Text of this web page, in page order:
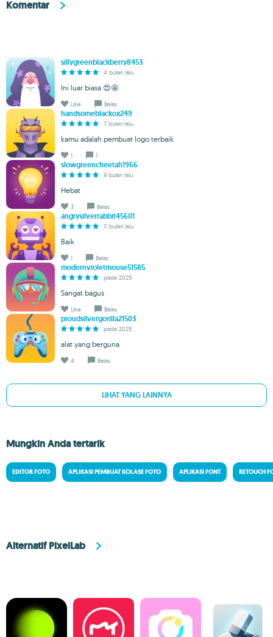
Komentar
sillygreenblackberry8453
4 bulan lalu
Ini luar biasa 😍🤩
Like Balas
handsomeblackox249
7 bulan lalu
kamu adalah pembuat logo terbaik
1 1
slowgreencheetah1966
9 bulan lalu
Hebat
3 Balas
angrysilverrabbit45601
11 bulan lalu
Baik
1 Balas
modernvioletmouse51585
pada 2025
Sangat bagus
Like Balas
proudsilvergorilla21503
pada 2025
alat yang berguna
4 Balas
LIHAT YANG LAINNYA
Mungkin Anda tertarik
EDITOR FOTO APLIKASI PEMBUAT KOLASE FOTO APLIKASI FONT RETOUCH
Alternatif PixelLab